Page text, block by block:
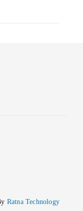
Ratna Technology